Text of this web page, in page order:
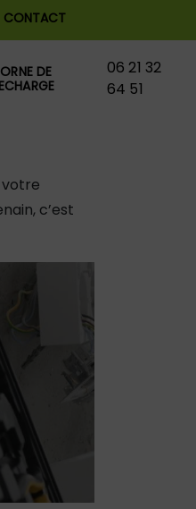
CONTACT
DE
06 21 32
64 51
votre
c’est